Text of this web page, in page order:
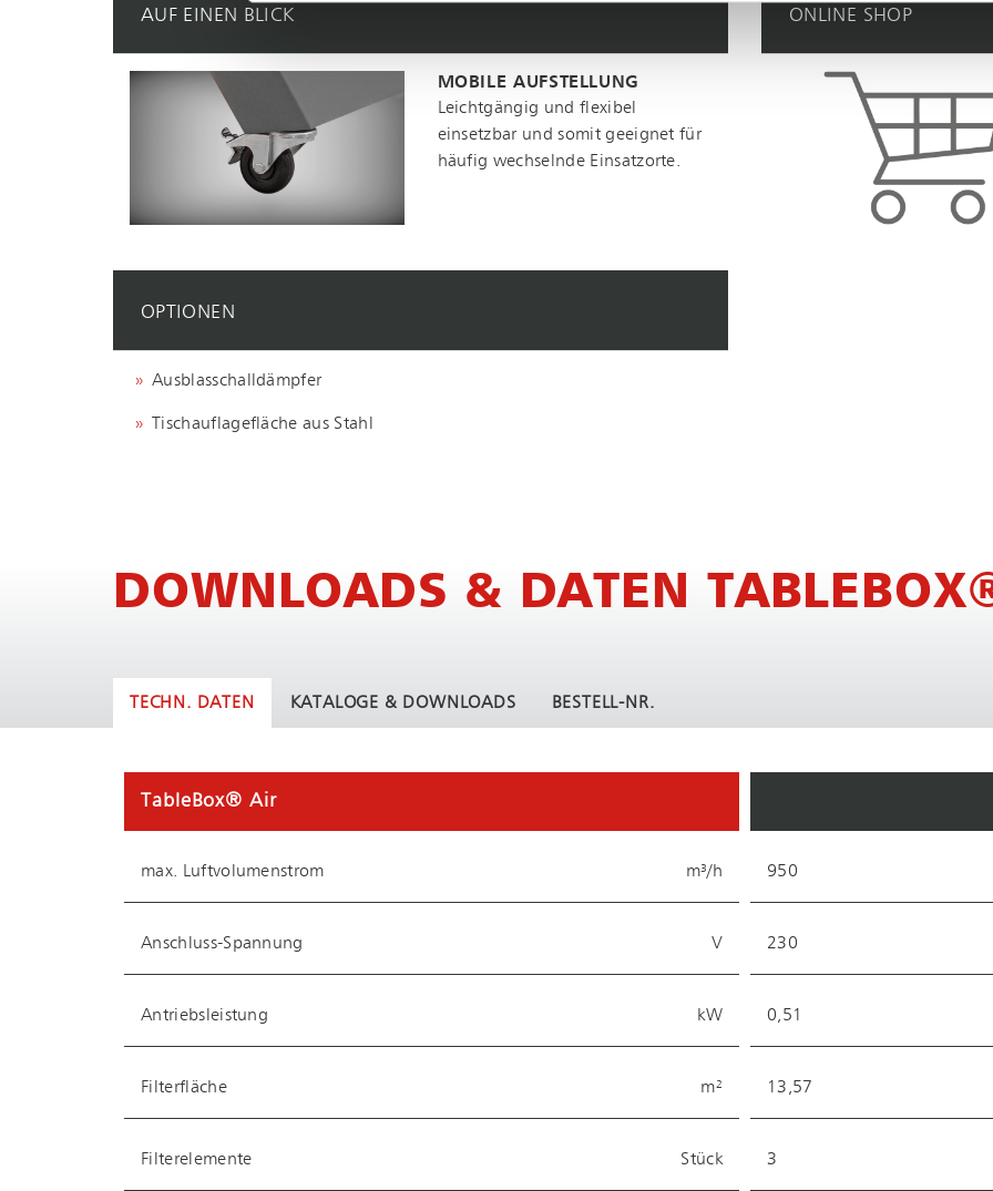
AUF EINEN BLICK
MOBILE AUFSTELLUNG
Leichtgängig und flexibel
einsetzbar und somit geeignet für
häufig wechselnde Einsatzorte.
OPTIONEN
Ausblasschalldämpfer
Tischauflagefläche aus Stahl
ONLINE SHOP
DOWNLOADS & DATEN
TECHN. DATEN KATALOGE & DOWNLOADS BESTELL-NR.
TableBox® Air
max. Luftvolumenstrom m³/h 950
Anschluss-Spannung V 230
Antriebsleistung kW 0,51
Filterfläche m² 13,57
Filterelemente Stück 3